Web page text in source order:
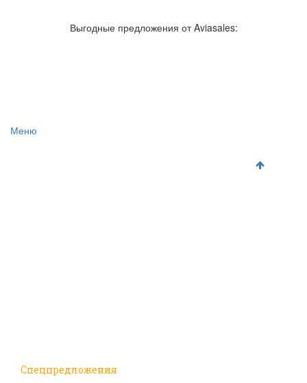
Отзывы об аэропортах
Отслеживание самолетов онлайн
Поиск авиакасс
Выгодные предложения от Aviasales:
Меню
Спецпредложения